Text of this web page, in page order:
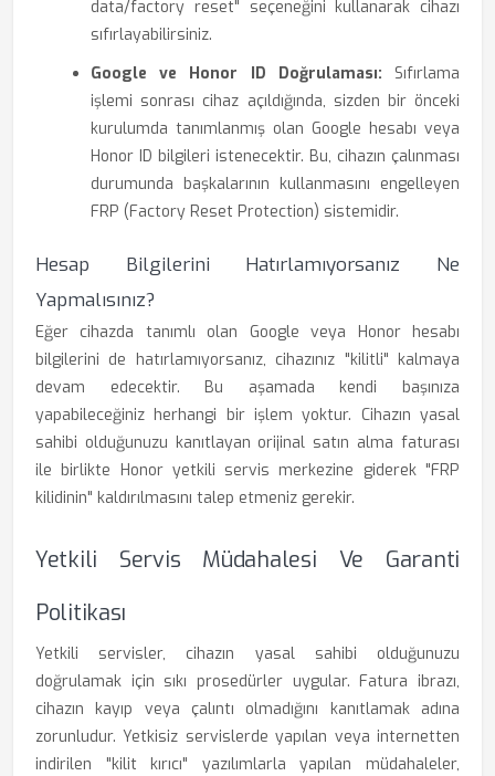
data/factory reset" seçeneğini kullanarak cihazı
sıfırlayabilirsiniz.
Google ve Honor ID Doğrulaması: Sıfırlama
işlemi sonrası cihaz açıldığında, sizden bir önceki
kurulumda tanımlanmış olan Google hesabı veya
Honor ID bilgileri istenecektir. Bu, cihazın çalınması
durumunda başkalarının kullanmasını engelleyen
FRP (Factory Reset Protection) sistemidir.
Hesap Bilgilerini Hatırlamıyorsanız Ne
Yapmalısınız?
Eğer cihazda tanımlı olan Google veya Honor hesabı
bilgilerini de hatırlamıyorsanız, cihazınız "kilitli" kalmaya
devam edecektir. Bu aşamada kendi başınıza
yapabileceğiniz herhangi bir işlem yoktur. Cihazın yasal
sahibi olduğunuzu kanıtlayan orijinal satın alma faturası
ile birlikte Honor yetkili servis merkezine giderek "FRP
kilidinin" kaldırılmasını talep etmeniz gerekir.
Yetkili Servis Müdahalesi Ve Garanti
Politikası
Yetkili servisler, cihazın yasal sahibi olduğunuzu
doğrulamak için sıkı prosedürler uygular. Fatura ibrazı,
cihazın kayıp veya çalıntı olmadığını kanıtlamak adına
zorunludur. Yetkisiz servislerde yapılan veya internetten
indirilen "kilit kırıcı" yazılımlarla yapılan müdahaleler,